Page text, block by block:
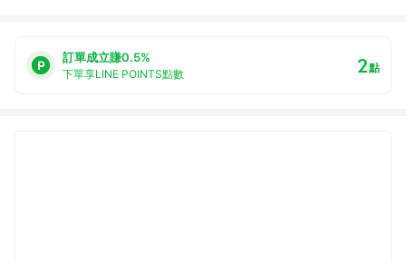
訂單成立賺0.5%
下單享LINE POINTS點數 2點